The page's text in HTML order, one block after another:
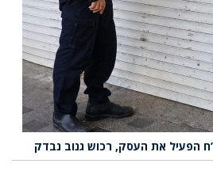
הפעיל את העסק, רכוש גנוב נבדק